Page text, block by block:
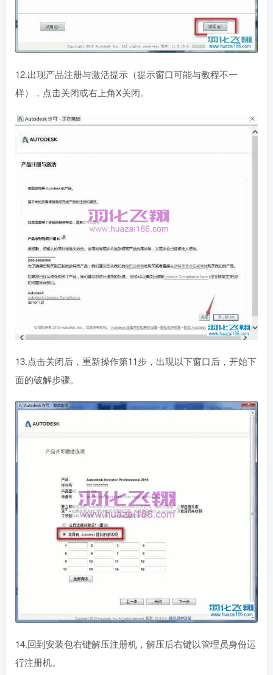
12.出现产品注册与激活提示（提示窗口可能与教程不一
样），点击关闭或右上角X关闭。
13.点击关闭后，重新操作第11步，出现以下窗口后，开始下
面的破解步骤。
14.回到安装包右键解压注册机，解压后右键以管理员身份运
行注册机。